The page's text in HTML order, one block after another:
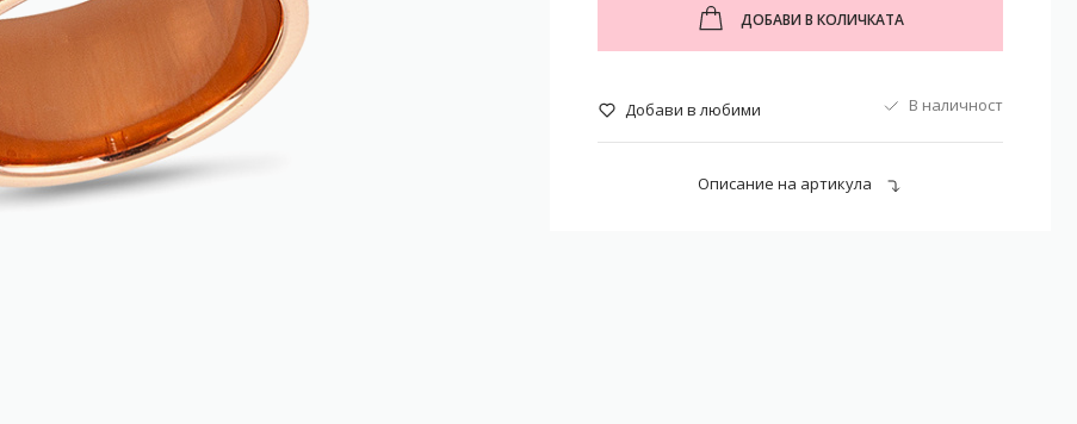
ДОБАВИ В КОЛИЧКАТА
Добави в любими В наличност
Описание на артикула